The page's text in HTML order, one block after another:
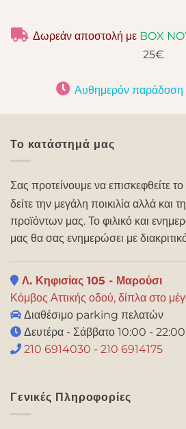
Δωρεάν αποστολή με BOX
25€
Αυθημερόν
Το κατάστημά μας
Σας προτείνουμε να επισκεφθείτε
δείτε την μεγάλη ποικιλία αλλά και
προϊόντων μας. Το φιλικό και
μας θα σας ενημερώσει με
Λ. Κηφισίας 105 - Μαρούσι
Κόμβος Αττικής οδού, δίπλα στο
Διαθέσιμο parking πελατών
Δευτέρα - Σάββατο 10:00 - 22:00
210 6914030 - 210 6914175
Γενικές Πληροφορίες